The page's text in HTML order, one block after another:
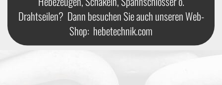
Drahtseilen? Dann besuchen Sie auch unseren Web-
Shop: hebetechnik.com